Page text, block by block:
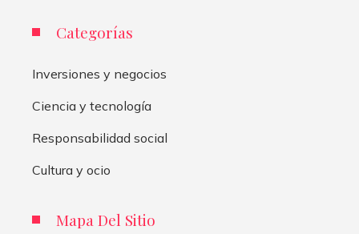
Categorías
Inversiones y negocios
Ciencia y tecnología
Responsabilidad social
Cultura y ocio
Mapa Del Sitio